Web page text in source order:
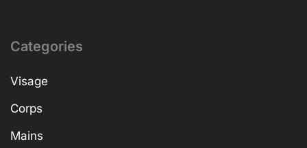
Categories
Visage
Corps
Mains